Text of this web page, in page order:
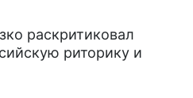
раскритиковал
риторику и